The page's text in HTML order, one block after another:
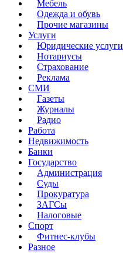
Мебель
Одежда и обувь
Прочие магазины
Услуги
Юридические услуги
Нотариусы
Страхование
Реклама
СМИ
Газеты
Журналы
Радио
Работа
Недвижимость
Банки
Государство
Администрация
Суды
Прокуратура
ЗАГСы
Налоговые
Спорт
Фитнес-клубы
Разное